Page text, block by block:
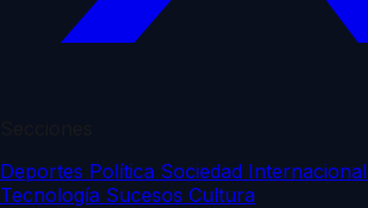
Deportes Política Sociedad Internacional
Tecnología Sucesos Cultura